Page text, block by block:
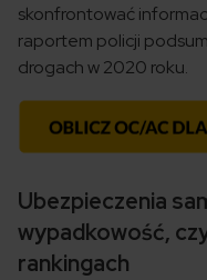
skonfrontować
raportem policji
drogach w 2020 roku.
Ubezpieczenia
wypadkowość,
rankingach